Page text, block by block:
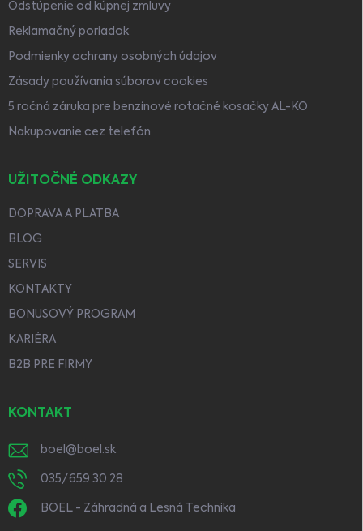
Odstúpenie od kúpnej zmluvy
Reklamačný poriadok
Podmienky ochrany osobných údajov
Zásady používania súborov cookies
5 ročná záruka pre benzínové rotačné kosačky AL-KO
Nakupovanie cez telefón
UŽITOČNÉ ODKAZY
DOPRAVA A PLATBA
BLOG
SERVIS
KONTAKTY
BONUSOVÝ PROGRAM
KARIÉRA
B2B PRE FIRMY
KONTAKT
boel @ boel.sk
035/659 30 28
BOEL - Záhradná a Lesná Technika